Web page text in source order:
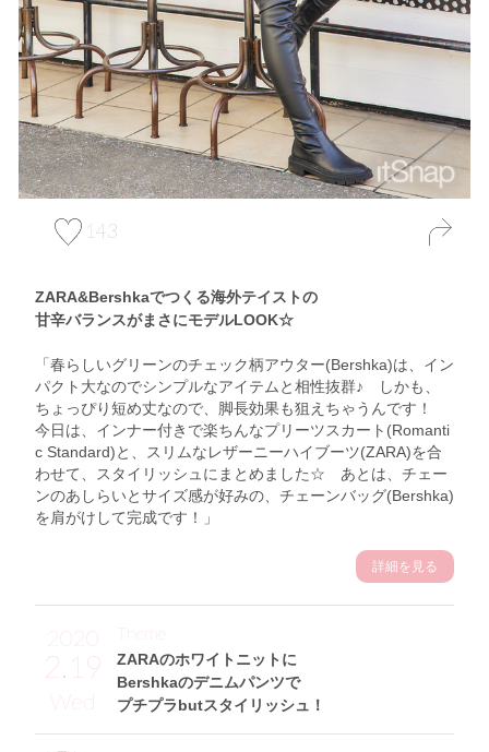
143
ZARA&Bershkaでつくる海外テイストの
甘辛バランスがまさにモデルLOOK☆
「春らしいグリーンのチェック柄アウター(Bershka)は、イン
パクト大なのでシンプルなアイテムと相性抜群♪ しかも、
ちょっぴり短め丈なので、脚長効果も狙えちゃうんです！
今日は、インナー付きで楽ちんなプリーツスカート(Romanti
c Standard)と、スリムなレザーニーハイブーツ(ZARA)を合
わせて、スタイリッシュにまとめました☆ あとは、チェー
ンのあしらいとサイズ感が好みの、チェーンバッグ(Bershka)
を肩がけして完成です！」
詳細を見る
2.19
Wed
ZARAのホワイトニットに
Bershkaのデニムパンツで
プチプラbutスタイリッシュ！
Theme